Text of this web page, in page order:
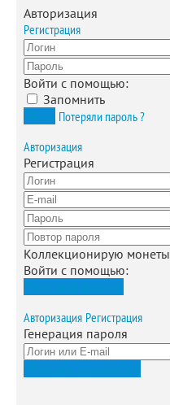
Авторизация
Регистрация
Войти с помощью:
Запомнить
Потеряли пароль ?
Авторизация
Регистрация
Коллекционирую монеты
Войти с помощью:
Авторизация Регистрация
Генерация пароля